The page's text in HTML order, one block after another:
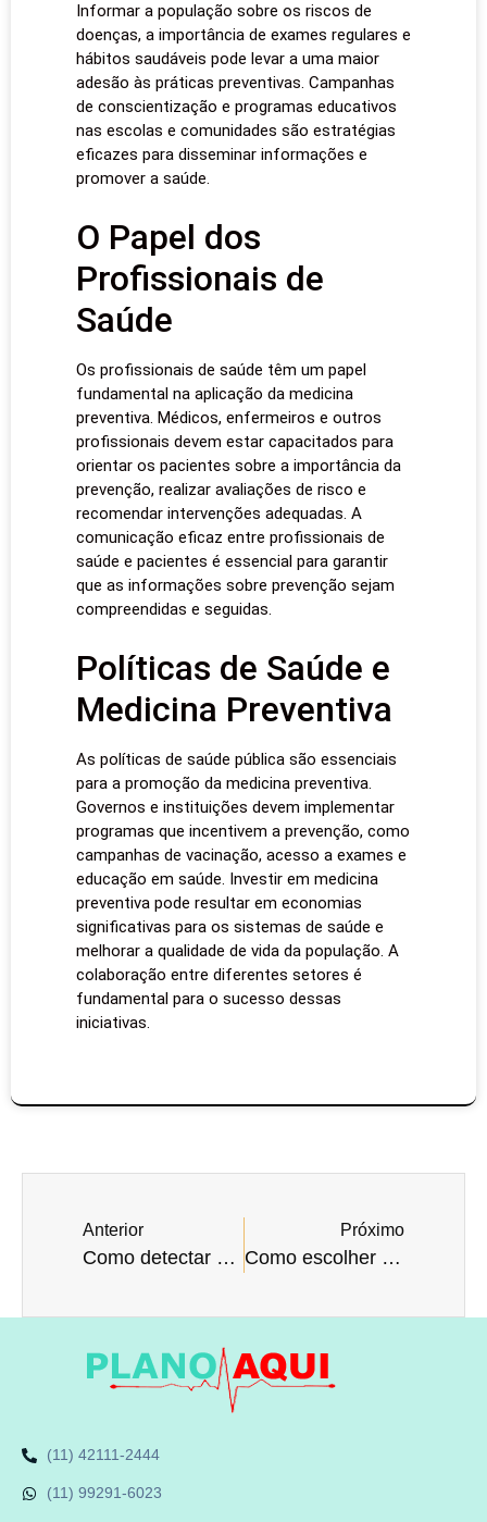
Informar a população sobre os riscos de
doenças, a importância de exames regulares e
hábitos saudáveis pode levar a uma maior
adesão às práticas preventivas. Campanhas
de conscientização e programas educativos
nas escolas e comunidades são estratégias
eficazes para disseminar informações e
promover a saúde.
O Papel dos
Profissionais de
Saúde
Os profissionais de saúde têm um papel
fundamental na aplicação da medicina
preventiva. Médicos, enfermeiros e outros
profissionais devem estar capacitados para
orientar os pacientes sobre a importância da
prevenção, realizar avaliações de risco e
recomendar intervenções adequadas. A
comunicação eficaz entre profissionais de
saúde e pacientes é essencial para garantir
que as informações sobre prevenção sejam
compreendidas e seguidas.
Políticas de Saúde e
Medicina Preventiva
As políticas de saúde pública são essenciais
para a promoção da medicina preventiva.
Governos e instituições devem implementar
programas que incentivem a prevenção, como
campanhas de vacinação, acesso a exames e
educação em saúde. Investir em medicina
preventiva pode resultar em economias
significativas para os sistemas de saúde e
melhorar a qualidade de vida da população. A
colaboração entre diferentes setores é
fundamental para o sucesso dessas
iniciativas.
Anterior
Como detectar meningite bacteriana?
Próximo
Como escolher um médico de família?
(11) 42111-2444
(11) 99291-6023